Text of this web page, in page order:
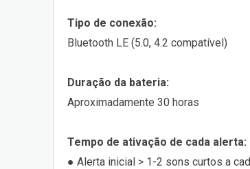
Tipo de conexão:
Bluetooth LE (5.0, 4.2 compatível)
Duração da bateria:
Aproximadamente 30 horas
Tempo de ativação de cada alerta:
● Alerta inicial > 1-2 sons curtos a